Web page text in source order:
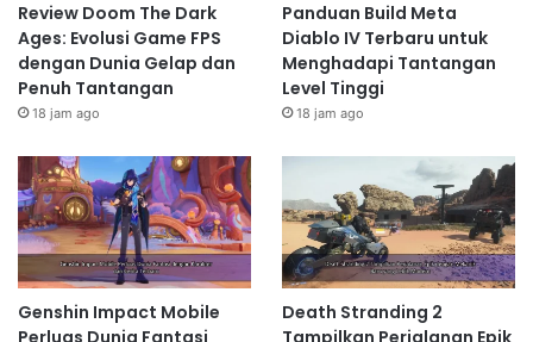
Review Doom The Dark
Ages: Evolusi Game FPS
dengan Dunia Gelap dan
Penuh Tantangan
18 jam ago
Panduan Build Meta
Diablo IV Terbaru untuk
Menghadapi Tantangan
Level Tinggi
18 jam ago
Genshin Impact Mobile
Perluas Dunia Fantasi
Death Stranding 2
Tampilkan Perjalanan Epik